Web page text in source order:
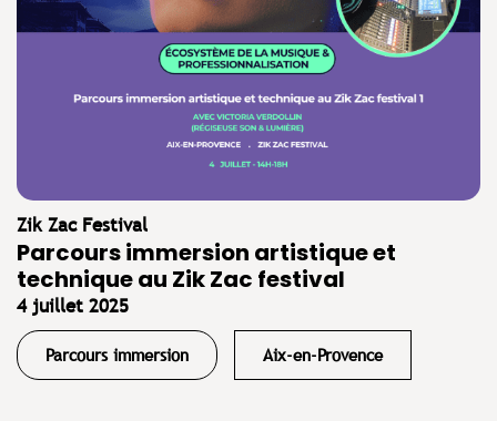
Zik Zac Festival
Parcours immersion artistique et
technique au Zik Zac festival
4 juillet 2025
Parcours immersion Aix-en-Provence